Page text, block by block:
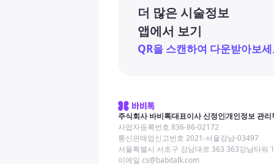
더 많은 시술정보
앱에서 보기
QR을 스캔하여 다운받아보세
주식회사 바비톡대표이사 신정인개인정보 관리
사업자등록번호 836-86-02172
통신판매업신고번호 2021-서울강남-03497
서울특별시 서초구 강남대로 363 363강남타워
이메일 cs@babitalk.com